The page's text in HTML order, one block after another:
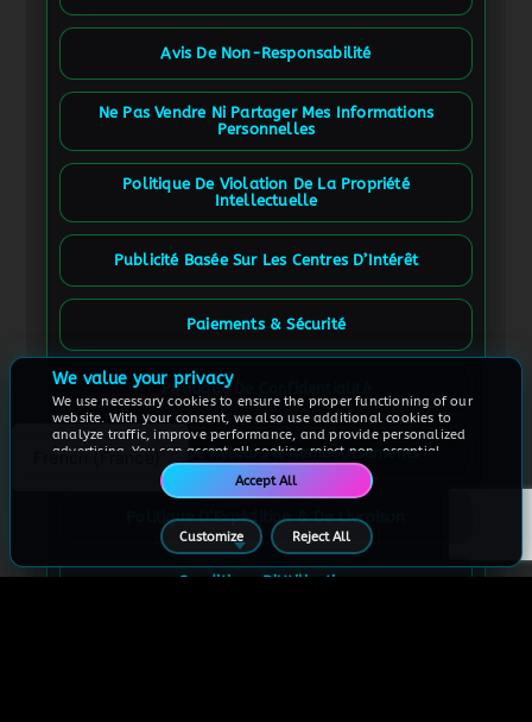
We value your privacy
We use necessary cookies to ensure the proper functioning of our
website. With your consent, we also use additional cookies to
analyze traffic, improve performance, and provide personalized
advertising. You can accept all cookies, reject non-essential
cookies, or customize your preferences at any time.
For more information, please see ourCookie Policy
Customize Reject All
Accept All
Avis De Non-Responsabilité
Ne Pas Vendre Ni Partager Mes Informations
Personnelles
Politique De Violation De La Propriété
Intellectuelle
Publicité Basée Sur Les Centres D’Intérêt
Paiements & Sécurité
Politique De Confidentialité
Politique De Retours & Remboursements
Politique D’Expédition & De Livraison
Conditions D’Utilisation
French (France)
English
German
French (Canada)
Spanish